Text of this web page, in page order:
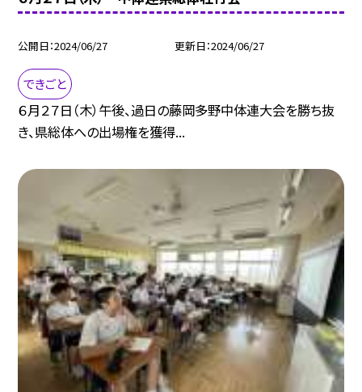
公開日 2024/06/27 更新日 2024/06/27
できごと
６月２７日（木）午後、過日の藤岡多野中体連大会を勝ち抜
き、県総体への出場権を獲得...